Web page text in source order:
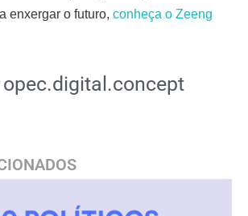
enxergar o futuro, conheça o Zeeng
opec.digital.concept